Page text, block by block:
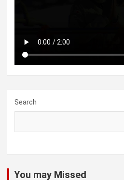
Search
You may Missed